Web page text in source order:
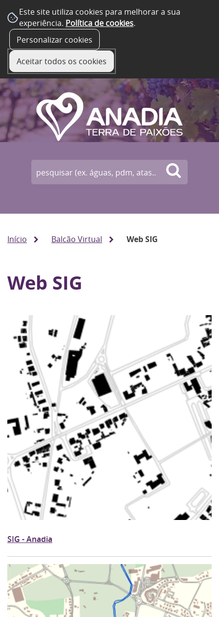
Este site utiliza cookies para melhorar a sua
experiência. Política de cookies.
Personalizar cookies
Aceitar todos os cookies
Início Balcão Virtual Web SIG
Web SIG
SIG - Anadia